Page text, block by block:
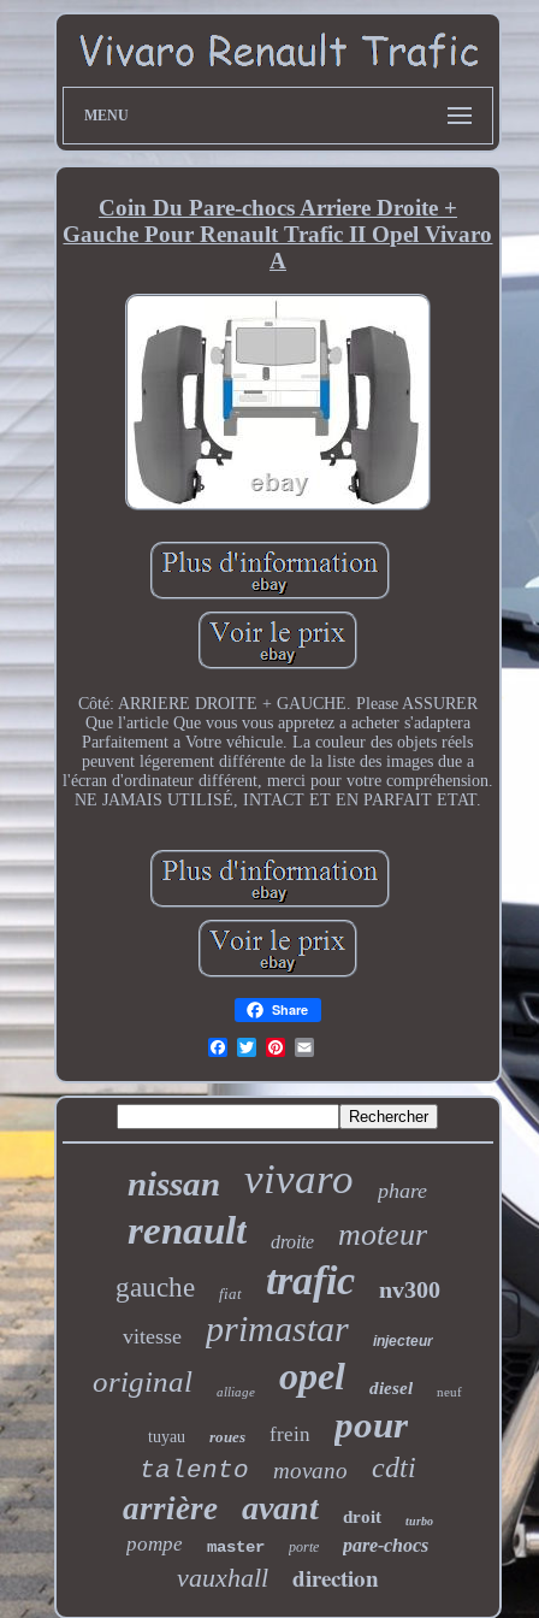
MENU
Coin Du Pare-chocs Arriere Droite +
Gauche Pour Renault Trafic II Opel Vivaro
A
Côté: ARRIERE DROITE + GAUCHE. Please ASSURER
Que l'article Que vous vous appretez a acheter s'adaptera
Parfaitement a Votre véhicule. La couleur des objets réels
peuvent légerement différente de la liste des images due a
l'écran d'ordinateur différent, merci pour votre compréhension.
NE JAMAIS UTILISÉ, INTACT ET EN PARFAIT ETAT.
Share
nissan vivaro phare
renault droite moteur
gauche fiat trafic nv300
vitesse primastar injecteur
original alliage opel diesel neuf
tuyau roues frein pour
talento movano cdti
arrière avant droit turbo
pompe master porte pare-chocs
vauxhall direction